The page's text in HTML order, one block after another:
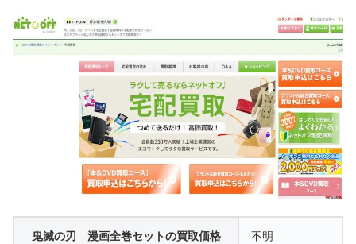
鬼滅の刃 漫画全巻セットの買取価格 不明